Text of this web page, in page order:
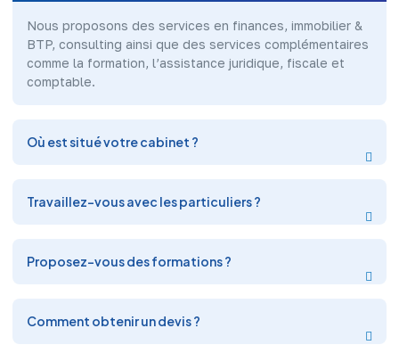
Nous proposons des services en finances, immobilier &
BTP, consulting ainsi que des services complémentaires
comme la formation, l’assistance juridique, fiscale et
comptable.
Où est situé votre cabinet ?
Travaillez-vous avec les particuliers ?
Proposez-vous des formations ?
Comment obtenir un devis ?